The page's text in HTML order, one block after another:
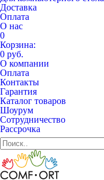
Доставка
Оплата
О нас
0
Корзина:
0 руб.
О компании
Оплата
Контакты
Гарантия
Каталог товаров
Шоурум
Сотрудничество
Рассрочка